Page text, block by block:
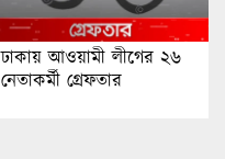
ঢাকায় আওয়ামী লীগের ২৬
নেতাকর্মী গ্রেফতার